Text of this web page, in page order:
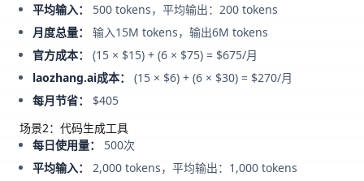
平均输入：
500 tokens，平均输出：200 tokens
月度总量：
输入15M tokens，输出6M tokens
官方成本：
(15 × $15) + (6 × $75) = $675/月
laozhang.ai成本：
(15 × $6) + (6 × $30) = $270/月
每月节省：
$405
场景2：代码生成工具
每日使用量：
500次
平均输入：
2,000 tokens，平均输出：1,000 tokens